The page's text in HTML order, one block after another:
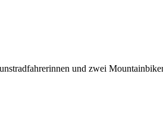
und zwei